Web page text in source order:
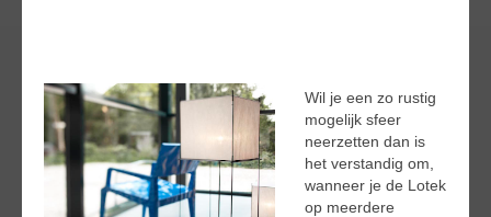
Wil je een zo rustig
mogelijk sfeer
neerzetten dan is
het verstandig om,
wanneer je de Lotek
op meerdere